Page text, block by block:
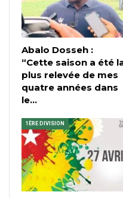
Abalo Dosseh :
“Cette saison a été
plus relevée de mes
quatre années dans
le…
1ÈRE DIVISION